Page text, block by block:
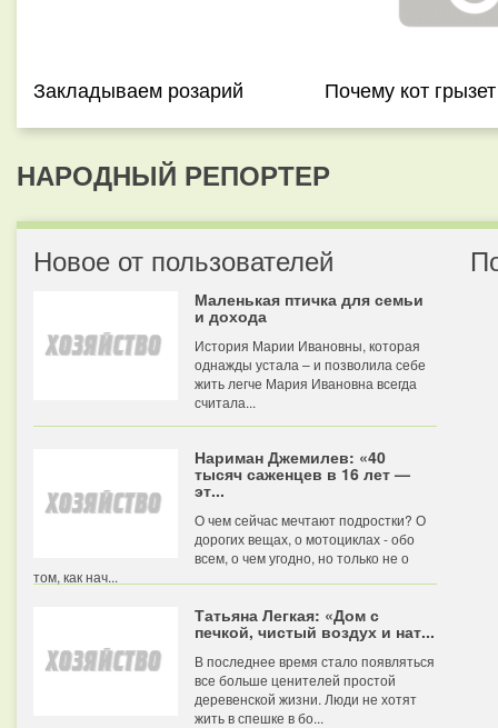
Закладываем розарий Почему кот
НАРОДНЫЙ РЕПОРТЕР
Новое от пользователей
Маленькая птичка для семьи
и дохода
История Марии Ивановны, которая
однажды устала – и позволила себе
жить легче Мария Ивановна всегда
считала...
Нариман Джемилев: «40
тысяч саженцев в 16 лет —
эт...
О чем сейчас мечтают подростки? О
дорогих вещах, о мотоциклах - обо
всем, о чем угодно, но только не о
том, как нач...
Татьяна Легкая: «Дом с
печкой, чистый воздух и нат...
В последнее время стало появляться
все больше ценителей простой
деревенской жизни. Люди не хотят
жить в спешке в бо...